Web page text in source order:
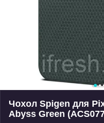
Чохол Spigen для
Abyss Green